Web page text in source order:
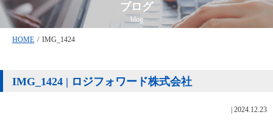
ブログ
blog
HOME / IMG_1424
IMG_1424 | ロジフォワード株式会社
2024.12.23